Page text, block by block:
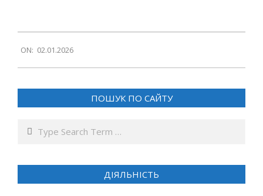
01-
02
ON: 02.01.2026
ПОШУК ПО САЙТУ
Search
ДІЯЛЬНІСТЬ